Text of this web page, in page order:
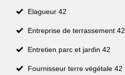
Elagueur 42
Entreprise de terrassement 42
Entretien parc et jardin 42
Fournisseur terre végétale 42